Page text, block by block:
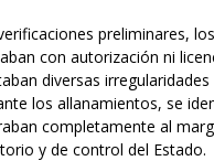
preliminares,
con autorización ni
diversas irregularidades
los allanamientos, se
completamente al
y de control del Estado.